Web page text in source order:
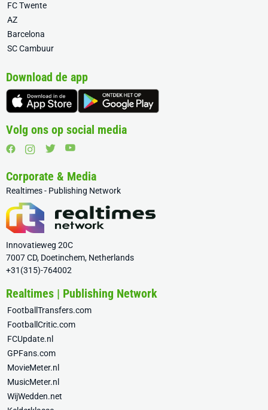
FC Twente
AZ
Barcelona
SC Cambuur
Download de app
Volg ons op social media
Corporate & Media
Realtimes - Publishing Network
Innovatieweg 20C
7007 CD, Doetinchem, Netherlands
+31(315)-764002
Realtimes | Publishing Network
FootballTransfers.com
FootballCritic.com
FCUpdate.nl
GPFans.com
MovieMeter.nl
MusicMeter.nl
WijWedden.net